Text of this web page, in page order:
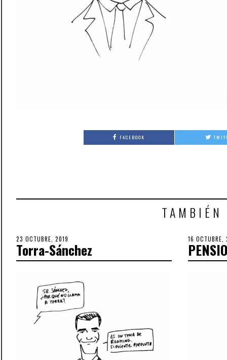
FACEBOOK
TAMBIÉN
POSTED
ON
23 OCTUBRE, 2019
OCTUBRE,
2019
Torra-Sánchez
POSTED
ON
16 OCTUBRE,